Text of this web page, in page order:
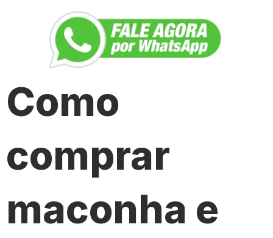
Como
comprar
maconha e